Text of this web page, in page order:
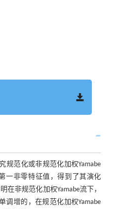
规范化或非规范化加权Yamabe
一非零特征值，得到了其演化
在非规范化加权Yamabe流下，
调增的，在规范化加权Yamabe